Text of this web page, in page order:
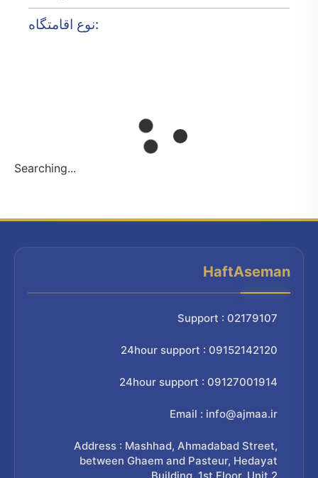
نوع اقامتگاه:
Searching...
HaftAseman
Support : 02179107
24hour support : 09152142120
24hour support : 09127001914
Email : info@ajmaa.ir
Address : Mashhad, Ahmadabad Street,
between Ghaem and Pasteur, Hedayat